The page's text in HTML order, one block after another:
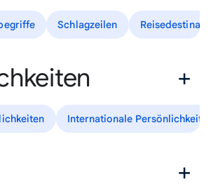
Schlagzeilen
Internationale